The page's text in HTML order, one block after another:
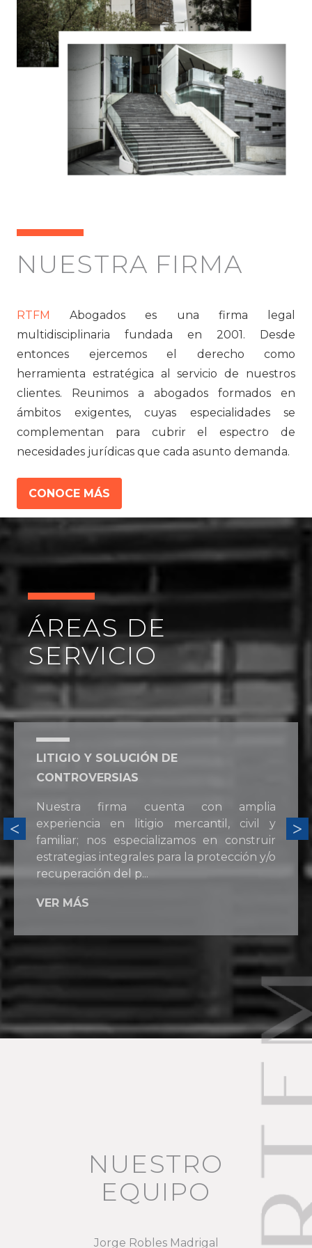
NUESTRA FIRMA
RTFM
Abogados es una firma legal
multidisciplinaria fundada en 2001. Desde
entonces ejercemos el derecho como
herramienta estratégica al servicio de nuestros
clientes. Reunimos a abogados formados en
ámbitos exigentes, cuyas especialidades se
complementan para cubrir el espectro de
necesidades jurídicas que cada asunto demanda.
CONOCE MÁS
ÁREAS DE
SERVICIO
LITIGIO Y SOLUCIÓN DE
CONTROVERSIAS
Nuestra firma cuenta con amplia
experiencia en litigio mercantil, civil y
familiar; nos especializamos en construir
estrategias integrales para la protección y/o
recuperación del p...
VER MÁS
NUESTRO
EQUIPO
Jorge Robles Madrigal